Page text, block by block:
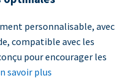
personnalisable, avec
compatible avec les
pour encourager les
savoir plus